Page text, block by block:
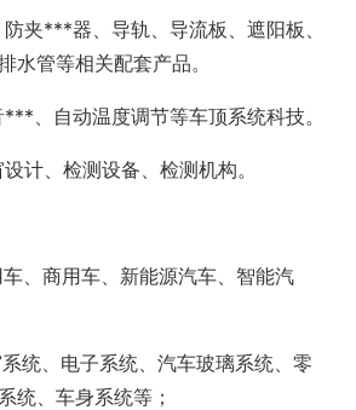
夹***器、导轨、导流板、遮阳板、
水管等相关配套产品。
、自动温度调节等车顶系统科技。
计、检测设备、检测机构。
、商用车、新能源汽车、智能汽
统、电子系统、汽车玻璃系统、零
统、车身系统等；